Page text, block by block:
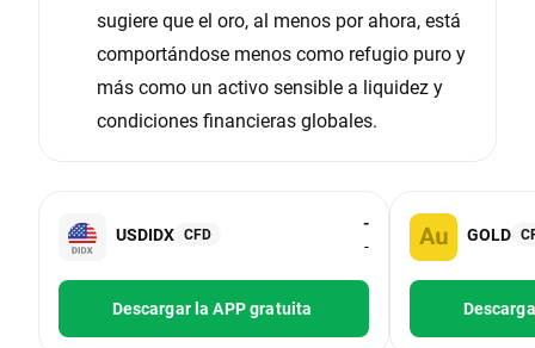
sugiere que el oro, al menos por ahora, está
comportándose menos como refugio puro y
más como un activo sensible a liquidez y
condiciones financieras globales.
USDIDX CFD
-
-
Descargar la APP gratuita
GOLD